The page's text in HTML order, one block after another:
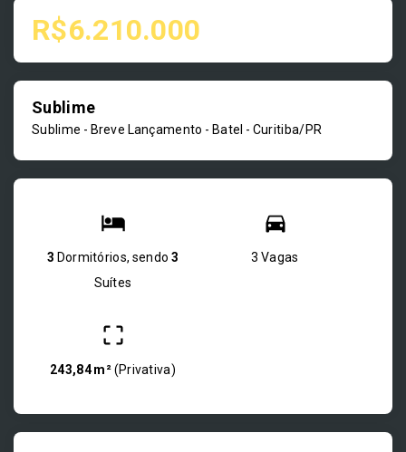
R$6.210.000
Sublime
Sublime - Breve Lançamento - Batel - Curitiba/PR
3 Dormitórios, sendo 3
Suítes
3 Vagas
243,84 m²(Privativa)